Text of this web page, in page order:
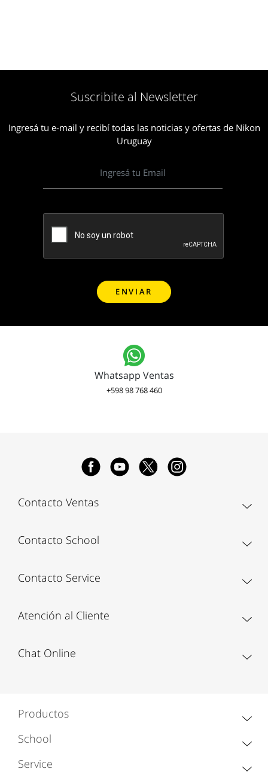
Suscribite al Newsletter
Ingresá tu e-mail y recibí todas las noticias y ofertas de Nikon
Uruguay
Whatsapp Ventas
+598 98 768 460
Contacto Ventas
Contacto School
Contacto Service
Atención al Cliente
Chat Online
Productos
School
Service